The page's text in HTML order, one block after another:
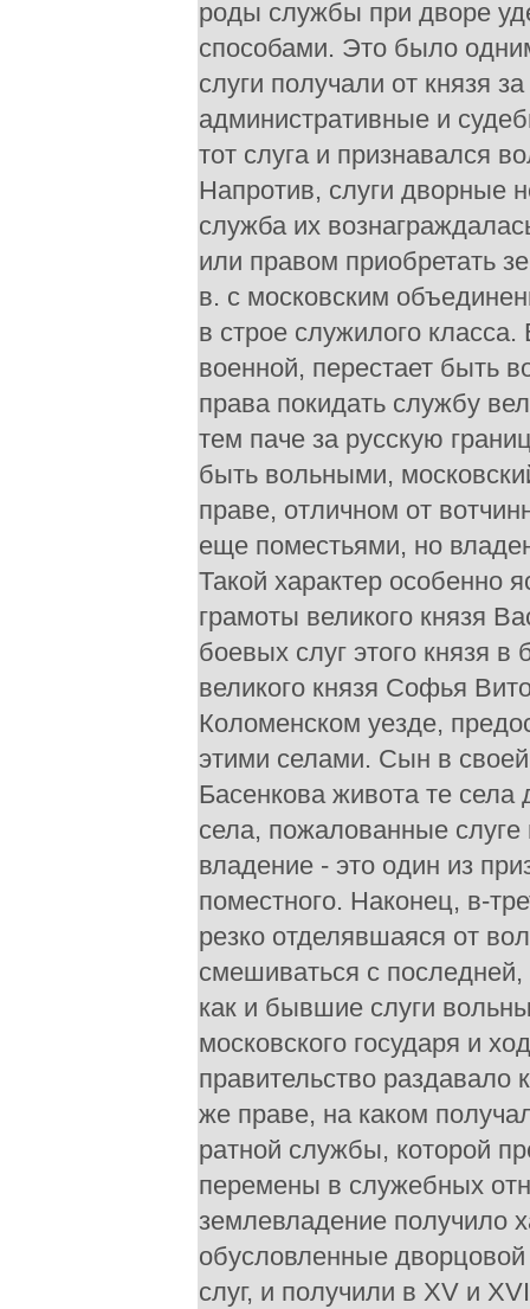
роды службы при дворе
способами. Это было
слуги получали от князя
административные и
тот слуга и признавался
Напротив, слуги дворные
служба их
или правом приобретать
в. с московским
в строе служилого
военной, перестает быть
права покидать службу
тем паче за русскую
быть вольными,
праве, отличном от
еще поместьями, но
Такой характер особенно
грамоты великого князя
боевых слуг этого князя
великого князя Софья
Коломенском уезде,
этими селами. Сын в
Басенкова живота те села
села, пожалованные
владение - это один из
поместного. Наконец, в-
резко отделявшаяся от
смешиваться с
как и бывшие слуги
московского государя и
правительство
же праве, на каком
ратной службы, которой
перемены в служебных
землевладение получило
обусловленные
слуг, и получили в XV и